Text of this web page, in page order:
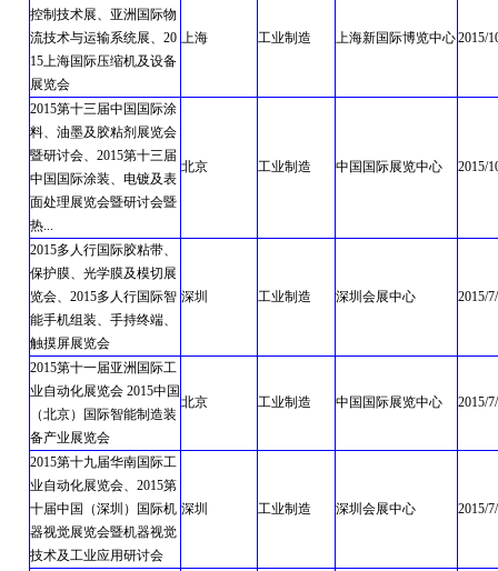
控制技术展、亚洲国际物
流技术与运输系统展、20
15上海国际压缩机及设备
展览会
上海 工业制造 上海新国际博览中心2015/
2015第十三届中国国际涂
料、油墨及胶粘剂展览会
暨研讨会、2015第十三届
中国国际涂装、电镀及表
面处理展览会暨研讨会暨
热...
北京 工业制造 中国国际展览中心 2015/
2015多人行国际胶粘带、
保护膜、光学膜及模切展
览会、2015多人行国际智
能手机组装、手持终端、
触摸屏展览会
深圳 工业制造 深圳会展中心 2015/
2015第十一届亚洲国际工
业自动化展览会 2015中国
（北京）国际智能制造装
备产业展览会
北京 工业制造 中国国际展览中心 2015/
2015第十九届华南国际工
业自动化展览会、2015第
十届中国（深圳）国际机
器视觉展览会暨机器视觉
技术及工业应用研讨会
深圳 工业制造 深圳会展中心 2015/